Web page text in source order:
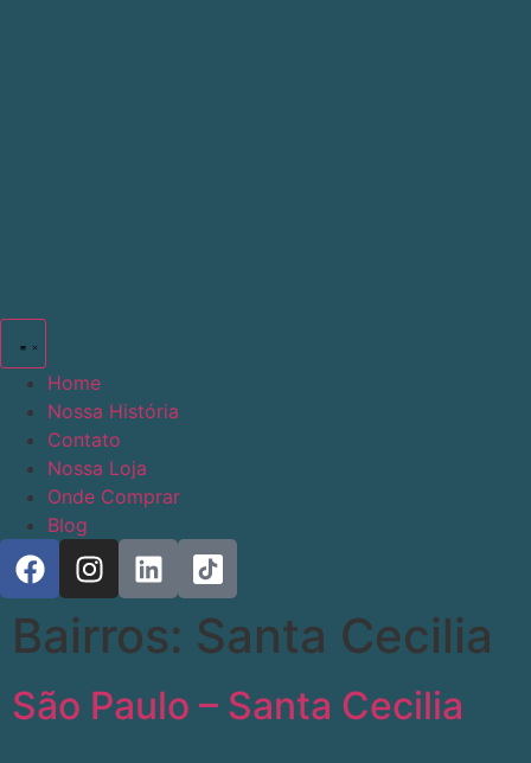
Home
Nossa História
Contato
Nossa Loja
Onde Comprar
Blog
Bairros: Santa Cecilia
São Paulo – Santa Cecilia